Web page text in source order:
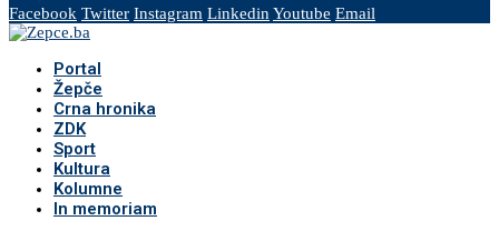
Facebook Twitter Instagram Linkedin Youtube Email
Portal
Žepče
Crna hronika
ZDK
Sport
Kultura
Kolumne
In memoriam